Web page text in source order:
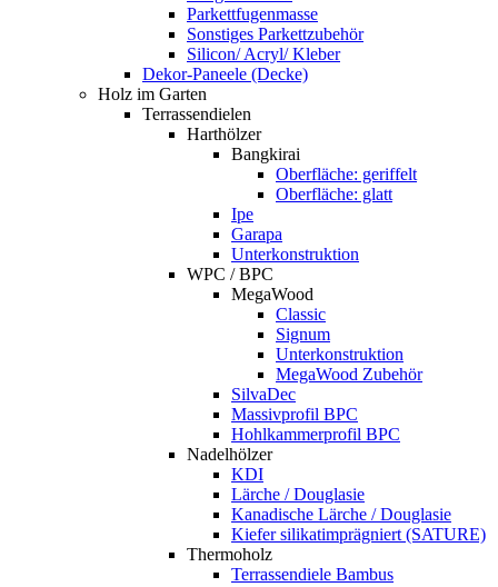
Parkettfugenmasse
Sonstiges Parkettzubehör
Silicon/ Acryl/ Kleber
Dekor-Paneele (Decke)
Holz im Garten
Terrassendielen
Harthölzer
Bangkirai
Oberfläche: geriffelt
Oberfläche: glatt
Ipe
Garapa
Unterkonstruktion
WPC / BPC
MegaWood
Classic
Signum
Unterkonstruktion
MegaWood Zubehör
SilvaDec
Massivprofil BPC
Hohlkammerprofil BPC
Nadelhölzer
KDI
Lärche / Douglasie
Kanadische Lärche / Douglasie
Kiefer silikatimprägniert (SATURE)
Thermoholz
Terrassendiele Bambus